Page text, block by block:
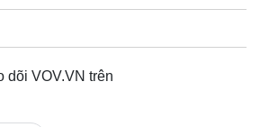
dõi VOV.VN trên